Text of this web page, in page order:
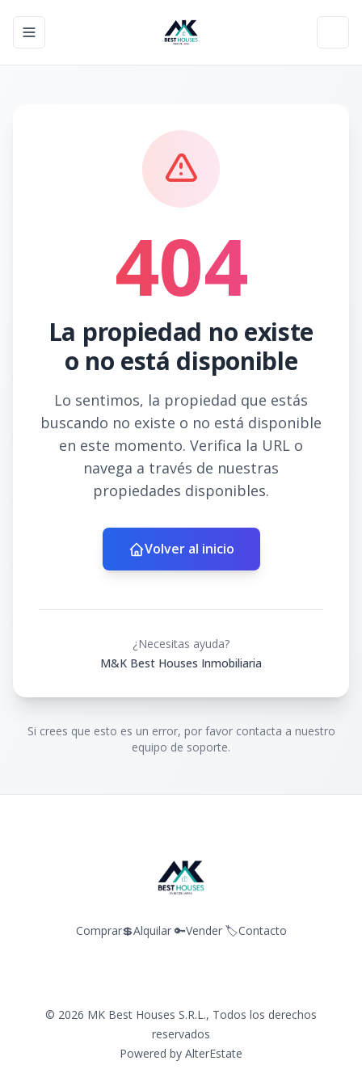
Toggle navigation menu
404
La propiedad no existe
o no está disponible
Lo sentimos, la propiedad que estás
buscando no existe o no está disponible
en este momento. Verifica la URL o
navega a través de nuestras
propiedades disponibles.
Volver al inicio
¿Necesitas ayuda?
M&K Best Houses Inmobiliaria
Si crees que esto es un error, por favor contacta a nuestro
equipo de soporte.
Comprar💲Alquilar 🔑Vender 🏷️Contacto
© 2026 MK Best Houses S.R.L., Todos los derechos
reservados
Powered by AlterEstate